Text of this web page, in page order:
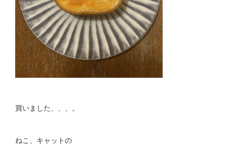
買いました、、、。
ねこ、キャットの